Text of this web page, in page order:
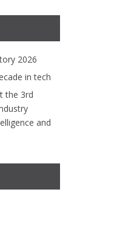
2026
in tech
the 3rd
and